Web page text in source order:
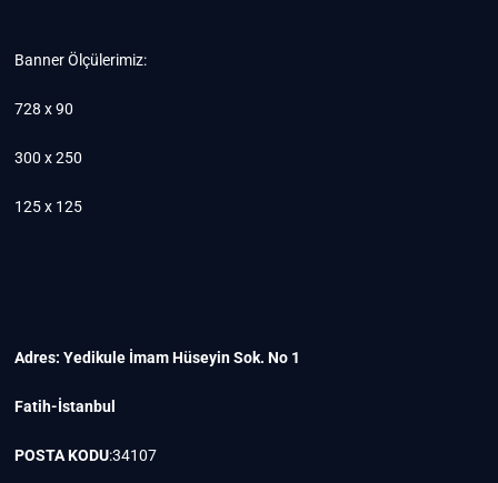
Banner Ölçülerimiz:
728 x 90
300 x 250
125 x 125
Adres: Yedikule İmam Hüseyin Sok. No 1
Fatih-İstanbul
POSTA KODU:34107